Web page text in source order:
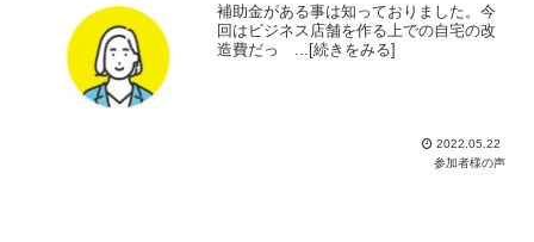
補助金がある事は知っておりました。今
回はビジネス店舗を作る上での自宅の改
造費だっ ...[続きをみる]
2022.05.22
参加者様の声